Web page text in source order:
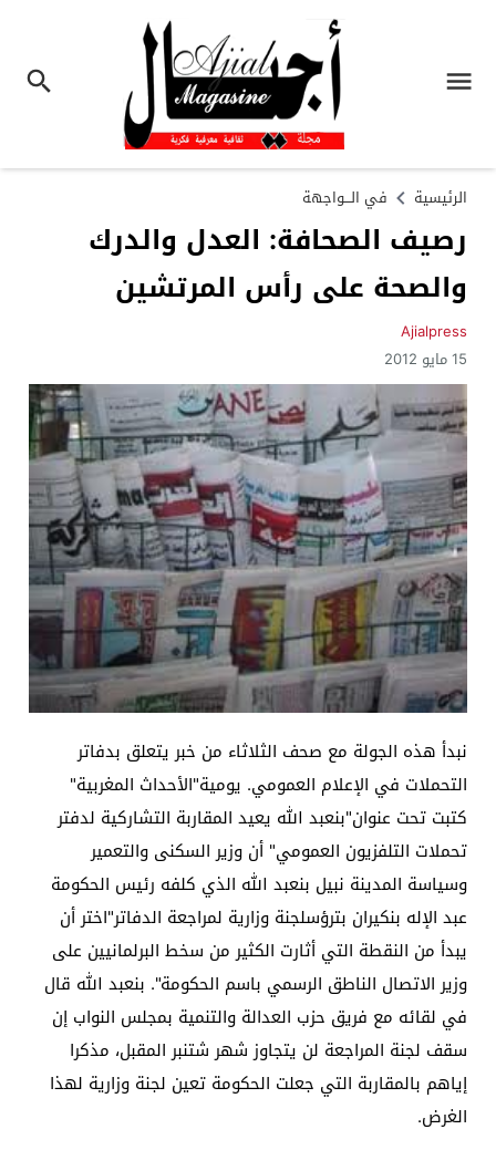
الرئيسية في الـــواجهة
رصيف الصحافة: العدل والدرك
والصحة على رأس المرتشين
Ajialpress
15 مايو 2012
نبدأ هذه الجولة مع صحف الثلاثاء من خبر يتعلق بدفاتر
التحملات في الإعلام العمومي. يومية"الأحداث المغربية"
كتبت تحت عنوان"بنعبد الله يعيد المقاربة التشاركية لدفتر
تحملات التلفزيون العمومي" أن وزير السكنى والتعمير
وسياسة المدينة نبيل بنعبد الله الذي كلفه رئيس الحكومة
عبد الإله بنكيران بترؤسلجنة وزارية لمراجعة الدفاتر"اختر أن
يبدأ من النقطة التي أثارت الكثير من سخط البرلمانيين على
وزير الاتصال الناطق الرسمي باسم الحكومة". بنعبد الله قال
في لقائه مع فريق حزب العدالة والتنمية بمجلس النواب إن
سقف لجنة المراجعة لن يتجاوز شهر شتنبر المقبل، مذكرا
إياهم بالمقاربة التي جعلت الحكومة تعين لجنة وزارية لهذا
الغرض.